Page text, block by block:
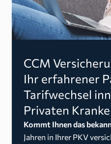
CCM
Ihr erfahrener
Tarifwechsel
Privaten
Kommt Ihnen das
Jahren in Ihrer PKV